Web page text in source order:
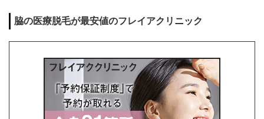
脇の医療脱毛が最安値のフレイアクリニック